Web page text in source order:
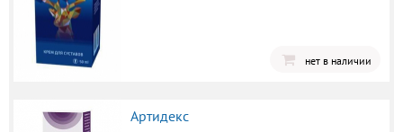
нет в наличии
Артидекс